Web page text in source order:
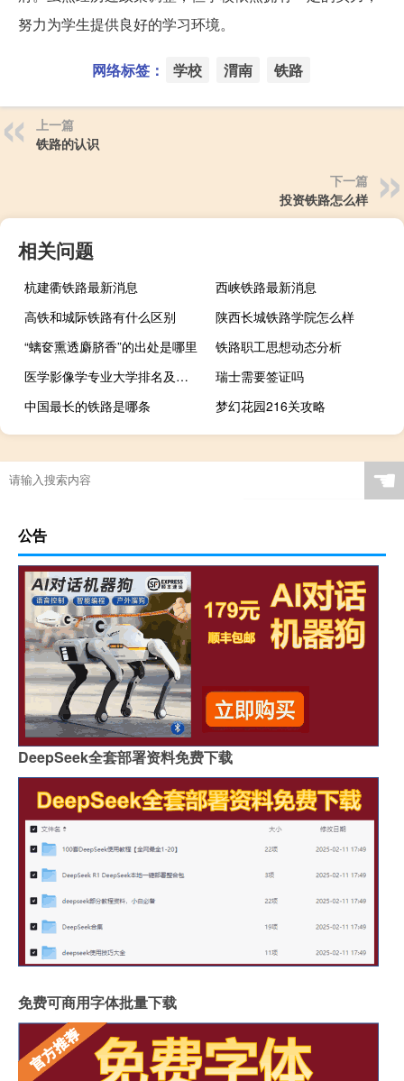
努力为学生提供良好的学习环境。
网络标签： 学校 渭南 铁路
上一篇
铁路的认识
下一篇
投资铁路怎么样
相关问题
杭建衢铁路最新消息
西峡铁路最新消息
高铁和城际铁路有什么区别
陕西长城铁路学院怎么样
“螭奁熏透麝脐香”的出处是哪里
铁路职工思想动态分析
医学影像学专业大学排名及分数线 湖南中医药大学录取分数线
瑞士需要签证吗
中国最长的铁路是哪条
梦幻花园216关攻略
☚
公告
DeepSeek全套部署资料免费下载
免费可商用字体批量下载